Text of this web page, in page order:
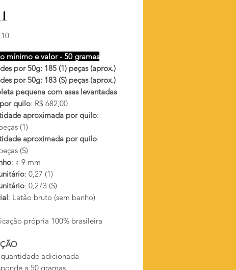
Preço
mínimo e valor - 50 gramas
por 50g: 185 (1) peças (aprox.)
por 50g: 183 (S) peças (aprox.)
pequena com asas levantadas
quilo: R$ 682,00
aproximada por quilo:
(1)
aproximada por quilo:
(S)
: ↕ 9 mm
: 0,27 (1)
: 0,273 (S)
: Latão bruto (sem banho)
própria 100% brasileira
adicionada
a 50 gramas